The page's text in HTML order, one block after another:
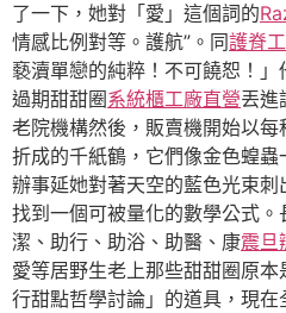
了一下，她對「愛」這個詞的
情感比例對等。護航”。同護脊
褻瀆單戀的純粹！不可饒恕！」
過期甜甜圈系統櫃工廠直營丟進
老院機構然後，販賣機開始以
折成的千紙鶴，它們像金色蝗
辦事延她對著天空的藍色光束
找到一個可被量化的數學公式
潔、助行、助浴、助醫、康震旦
愛等居野生老上那些甜甜圈原
行甜點哲學討論」的道具，現在